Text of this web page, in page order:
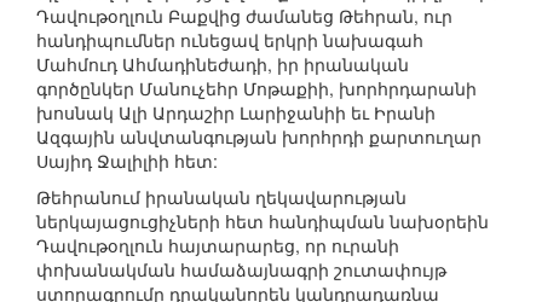
Դավութօղլուն Բաքվից ժամանեց Թեհրան, ուր
հանդիպումներ ունեցավ երկրի նախագահ
Մահմուդ Ահմադինեժադի, իր իրանական
գործընկեր Մանուչեհր Մոթաքիի, խորհրդարանի
խոսնակ Ալի Արդաշիր Լարիջանիի եւ Իրանի
Ազգային անվտանգության խորհրդի քարտուղար
Սայիդ Ջալիլիի հետ:
Թեհրանում իրանական ղեկավարության
ներկայացուցիչների հետ հանդիպման նախօրեին
Դավութօղլուն հայտարարեց, որ ուրանի
փոխանակման համաձայնագրի շուտափույթ
ստորագրումը դրականորեն կանդրադառնա